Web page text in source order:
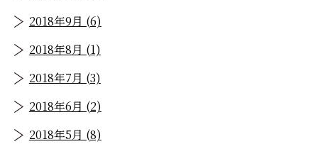
2018年9月 (6)
2018年8月 (1)
2018年7月 (3)
2018年6月 (2)
2018年5月 (8)